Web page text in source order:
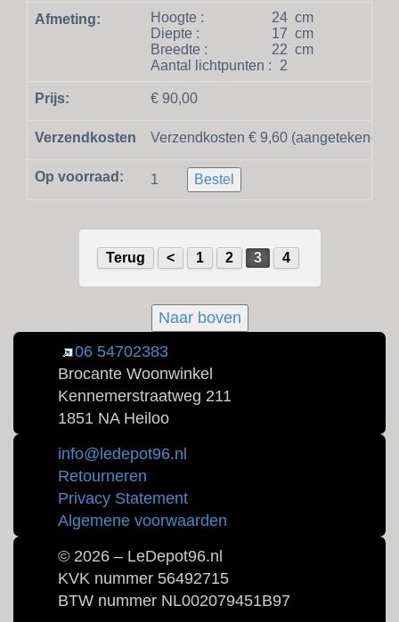
Afmeting: Hoogte : 24 cm
Diepte :
17 cm
Breedte :
22 cm
Aantal lichtpunten :
2
Prijs: € 90,00
Verzendkosten Verzendkosten € 9,60 (aangetekend
Op voorraad: 1 Bestel
Terug < 1 2 3 4
Naar boven
06 54702383
Brocante Woonwinkel
Kennemerstraatweg 211
1851 NA Heiloo
info@ledepot96.nl
Retourneren
Privacy Statement
Algemene voorwaarden
© 2026 – LeDepot96.nl
KVK nummer 56492715
BTW nummer NL002079451B97